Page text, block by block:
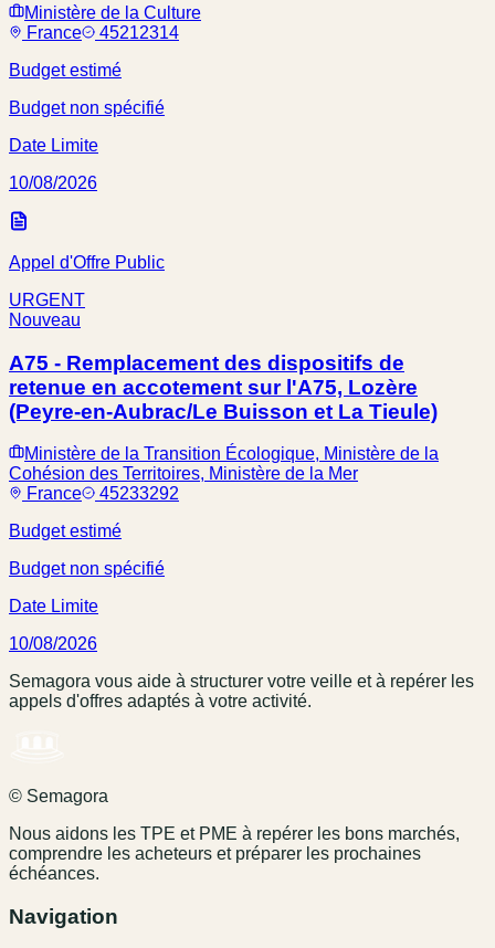
Ministère de la Culture
France
45212314
Budget estimé
Budget non spécifié
Date Limite
10/08/2026
Appel d'Offre Public
URGENT
Nouveau
A75 - Remplacement des dispositifs de
retenue en accotement sur l'A75, Lozère
(Peyre-en-Aubrac/Le Buisson et La Tieule)
Ministère de la Transition Écologique, Ministère de la
Cohésion des Territoires, Ministère de la Mer
France
45233292
Budget estimé
Budget non spécifié
Date Limite
10/08/2026
Semagora vous aide à structurer votre veille et à repérer les
appels d'offres adaptés à votre activité.
© Semagora
Nous aidons les TPE et PME à repérer les bons marchés,
comprendre les acheteurs et préparer les prochaines
échéances.
Navigation